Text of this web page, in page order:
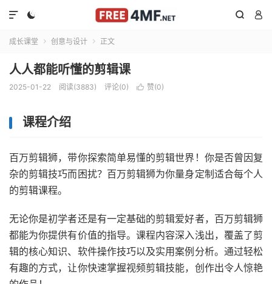
  

成长课堂  创意与设计  正文
人人都能听懂的剪辑课
2025-01-22 阅读(3883) 评论(0)  赞(0)
课程介绍
百万剪辑狮，带你探索简单易懂的剪辑世界！你是否曾因复
杂的剪辑技巧而困扰？百万剪辑狮为你量身定制适合每个人
的剪辑课程。
无论你是初学者还是有一定基础的剪辑爱好者，百万剪辑狮
都能为你提供有价值的指导。课程内容深入浅出，覆盖了剪
辑的核心知识、软件操作技巧以及实用案例分析。通过轻松
有趣的方式，让你快速掌握视频剪辑技能，创作出令人惊艳